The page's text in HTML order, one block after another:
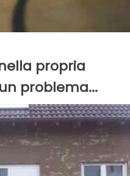
propria
problema...